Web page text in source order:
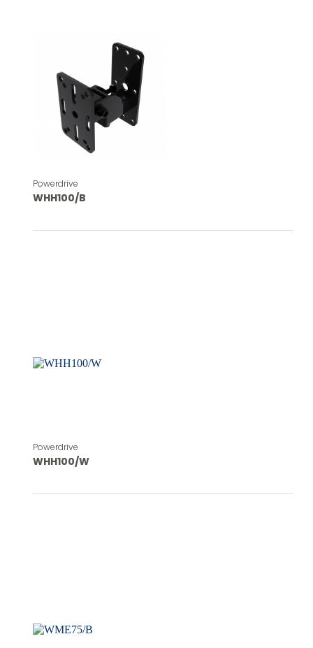
Powerdrive
WHH100/B
Powerdrive
WHH100/W